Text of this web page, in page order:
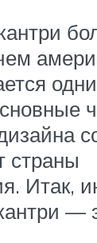
страны
Итак,
—